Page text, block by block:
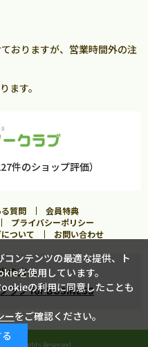
れる
おりますが、営業時間外の注
ます。
件のショップ評価）
質問
会員特典
プライバシーポリシー
ついて お問い合わせ
の方へ
ラブ for BUSINESS
All Rights Reserved.
ンテンツの最適な提供、ト
を使用しています。
の利用に同意したことも
ーをご確認ください。